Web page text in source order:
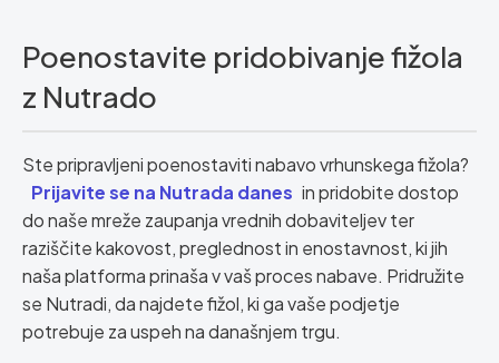
Poenostavite pridobivanje fižola
z Nutrado
Ste pripravljeni poenostaviti nabavo vrhunskega fižola?
Prijavite se na Nutrada danes in pridobite dostop
do naše mreže zaupanja vrednih dobaviteljev ter
raziščite kakovost, preglednost in enostavnost, ki jih
naša platforma prinaša v vaš proces nabave. Pridružite
se Nutradi, da najdete fižol, ki ga vaše podjetje
potrebuje za uspeh na današnjem trgu.